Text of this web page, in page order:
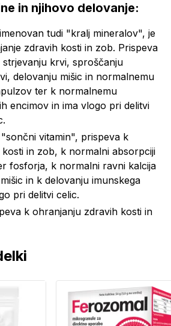
in njihovo delovanje:
tudi "kralj mineralov", je
zdravih kosti in zob. Prispeva
krvi, sproščanju
delovanju mišic in normalnemu
ter k normalnemu
encimov in ima vlogo pri delitvi
"sončni vitamin", prispeva k
in zob, k normalni absorpciji
fosforja, k normalni ravni kalcija
in k delovanju imunskega
pri delitvi celic.
k ohranjanju zdravih kosti in
krvi.
gumi bonbon prežveči,